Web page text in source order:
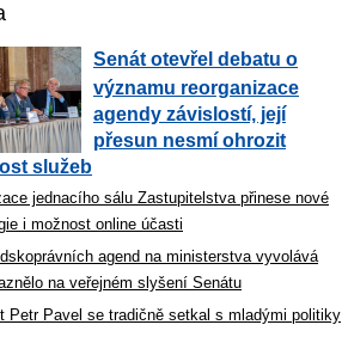
Senát otevřel debatu o
významu reorganizace
agendy závislostí, její
přesun nesmí ohrozit
služeb
jednacího sálu Zastupitelstva přinese nové
i možnost online účasti
agend na ministerstva vyvolává
na veřejném slyšení Senátu
Petr Pavel se tradičně setkal s mladými politiky